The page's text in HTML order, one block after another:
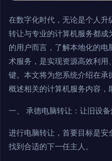
在数字化时代，无论是个人
转让与专业的计算机服务都
的用户而言，了解本地化的
术服务，是实现资源高效利
键。本文将为您系统介绍在
概述相关的计算机服务内容，
一、 承德电脑转让：让旧设
进行电脑转让，首要目标是
找到合适的下一任主人。